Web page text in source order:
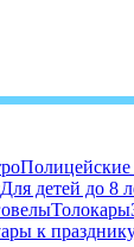
Для детей до 8
Толокары
к